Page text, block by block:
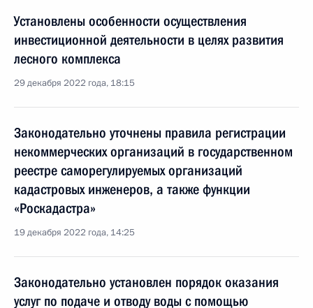
Установлены особенности осуществления
инвестиционной деятельности в целях развития
лесного комплекса
29 декабря 2022 года, 18:15
Законодательно уточнены правила регистрации
некоммерческих организаций в государственном
реестре саморегулируемых организаций
кадастровых инженеров, а также функции
«Роскадастра»
19 декабря 2022 года, 14:25
Законодательно установлен порядок оказания
услуг по подаче и отводу воды с помощью